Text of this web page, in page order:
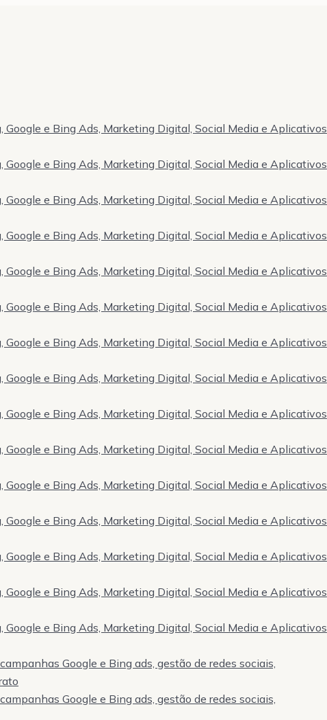
e Bing Ads, Marketing Digital, Social Media e Aplicativos
e Bing Ads, Marketing Digital, Social Media e Aplicativos
e Bing Ads, Marketing Digital, Social Media e Aplicativos
e Bing Ads, Marketing Digital, Social Media e Aplicativos
e Bing Ads, Marketing Digital, Social Media e Aplicativos
e Bing Ads, Marketing Digital, Social Media e Aplicativos
e Bing Ads, Marketing Digital, Social Media e Aplicativos
e Bing Ads, Marketing Digital, Social Media e Aplicativos
e Bing Ads, Marketing Digital, Social Media e Aplicativos
e Bing Ads, Marketing Digital, Social Media e Aplicativos
e Bing Ads, Marketing Digital, Social Media e Aplicativos
e Bing Ads, Marketing Digital, Social Media e Aplicativos
e Bing Ads, Marketing Digital, Social Media e Aplicativos
e Bing Ads, Marketing Digital, Social Media e Aplicativos
e Bing Ads, Marketing Digital, Social Media e Aplicativos
Google e Bing ads, gestão de redes sociais,
Google e Bing ads, gestão de redes sociais,